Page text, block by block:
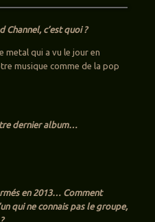
Channel, c’est quoi ?
metal qui a vu le jour en
musique comme de la pop
dernier album…
en 2013… Comment
qui ne connais pas le groupe,